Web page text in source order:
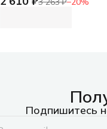
Подпишитесь